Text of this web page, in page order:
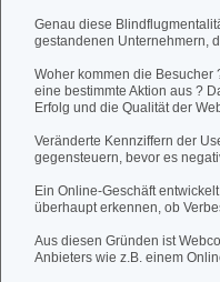
Genau diese
gestandenen Unternehmern,
Woher kommen die Besucher
eine bestimmte Aktion aus ?
Erfolg und die Qualität der
Veränderte Kennziffern der
gegensteuern, bevor es
Ein Online-Geschäft
überhaupt erkennen, ob
Aus diesen Gründen ist
Anbieters wie z.B. einem